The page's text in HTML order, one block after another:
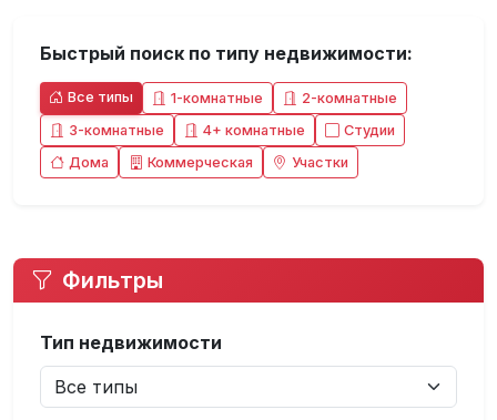
Быстрый поиск по типу недвижимости:
Все типы 1-комнатные
2-комнатные
3-комнатные
4+ комнатные
Студии
Дома
Коммерческая Участки
Фильтры
Тип недвижимости